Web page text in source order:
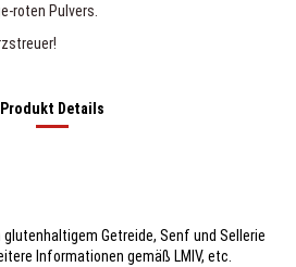
roten Pulvers.
!
Produkt Details
glutenhaltigem Getreide, Senf und Sellerie
Informationen gemäß LMIV, etc.